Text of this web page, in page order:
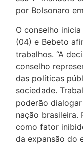
por Bolsonaro
O conselho
(04) e Bebeto
trabalhos. “A
conselho
das políticas
sociedade.
poderão
nação brasileira.
como fator
da expansão do